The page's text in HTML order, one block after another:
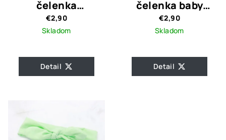
čelenka
marhuľová s
labuťami
€2,90
Skladom
Detail
čelenka baby
ružová s uzlom
€2,90
Skladom
Detail